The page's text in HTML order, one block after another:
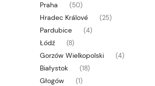
Praha (50)
Hradec Králové (25)
Pardubice (4)
Łódź (8)
Gorzów Wielkopolski (4)
Białystok (18)
Głogów (1)